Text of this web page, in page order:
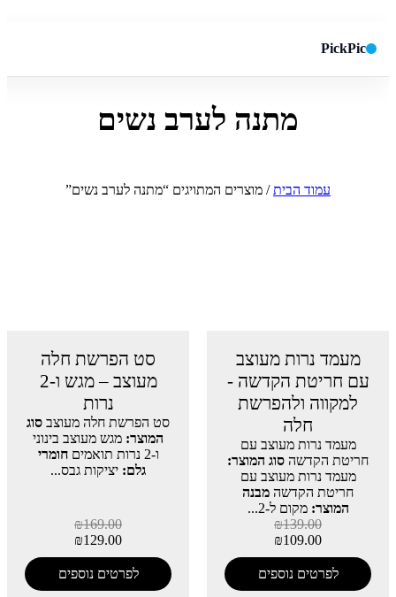
PickPic
חפש
מתנה לערב נשים
עמוד הבית/ מוצרים המתויגים “מתנה לערב נשים”
מעמד נרות מעוצב
עם חריטת הקדשה -
למקווה ולהפרשת
חלה
מעמד נרות מעוצב עם
חריטת הקדשה סוג המוצר:
מעמד נרות מעוצב עם
חריטת הקדשה מבנה
המוצר: מקום ל-2...
₪139.00
₪109.00
לפרטים נוספים
סט הפרשת חלה
מעוצב – מגש ו-2
נרות
סט הפרשת חלה מעוצב סוג
המוצר: מגש מעוצב בינוני
ו-2 נרות תואמים
חומרי
גלם: יציקות גבס...
₪169.00
₪129.00
לפרטים נוספים